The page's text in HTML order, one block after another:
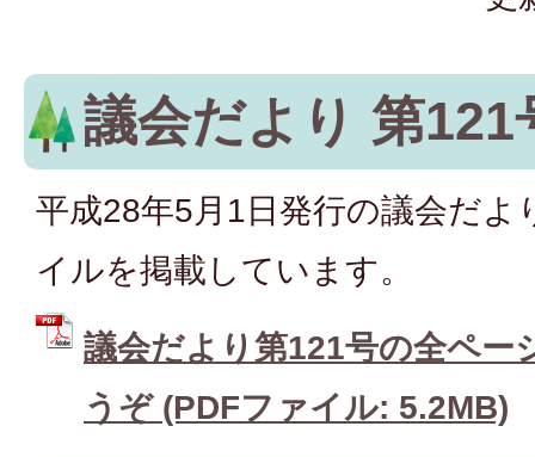
議会だより 第121
平成28年5月1日発行の議会だよ
イルを掲載しています。
議会だより第121号の全ペー
うぞ (PDFファイル: 5.2MB)